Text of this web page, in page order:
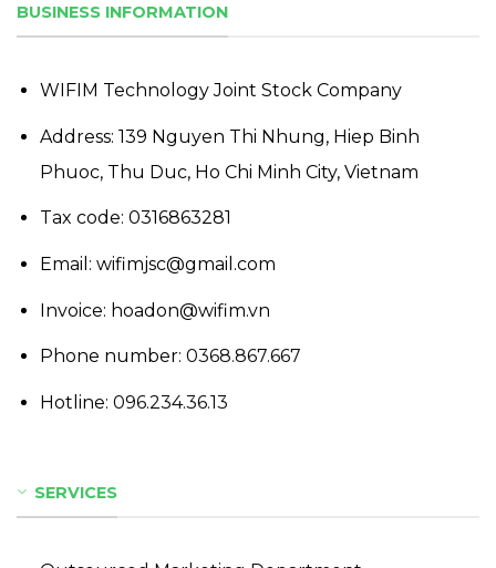
BUSINESS INFORMATION
WIFIM Technology Joint Stock Company
Address: 139 Nguyen Thi Nhung, Hiep Binh
Phuoc, Thu Duc, Ho Chi Minh City, Vietnam
Tax code: 0316863281
Email: wifimjsc@gmail.com
Invoice: hoadon@wifim.vn
Phone number: 0368.867.667
Hotline: 096.234.36.13
SERVICES